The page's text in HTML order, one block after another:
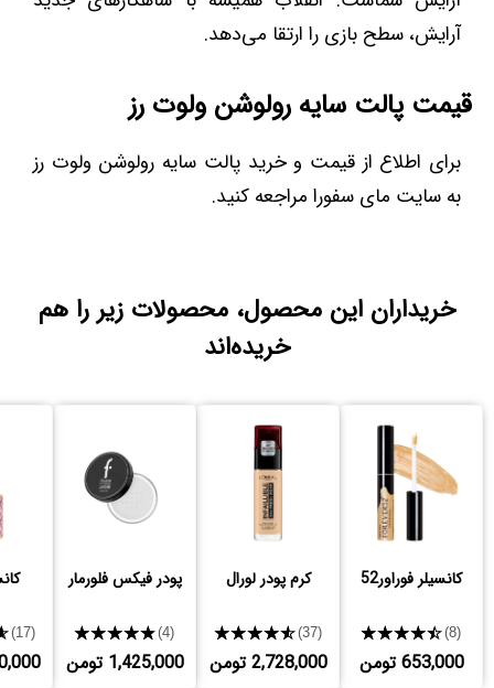
آرایش، سطح بازی را ارتقا می‌دهد.
قیمت پالت سایه رولوشن ولوت رز
برای اطلاع از قیمت و خرید پالت سایه رولوشن ولوت رز
به سایت مای سفورا مراجعه کنید.
خریداران این محصول، محصولات زیر را هم
خریده‌اند
کانسیلر فوراور52
★★★★★(8)
653,000 تومن
کرم پودر لورال
★★★★★(37)
2,728,000 تومن
پودر فیکس فلورمار
★★★★★(4)
1,425,000 تومن
(17)